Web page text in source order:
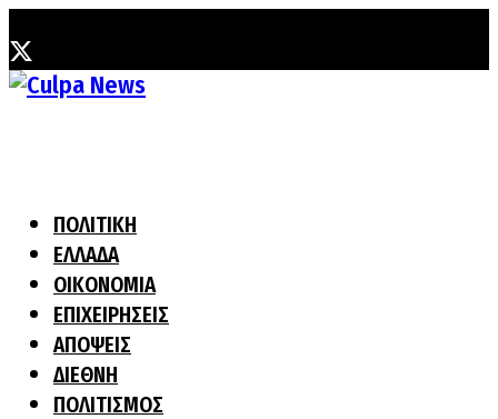
ΠΟΛΙΤΙΚΗ
ΕΛΛΑΔΑ
ΟΙΚΟΝΟΜΙΑ
ΕΠΙΧΕΙΡΗΣΕΙΣ
ΑΠΟΨΕΙΣ
ΔΙΕΘΝΗ
ΠΟΛΙΤΙΣΜΟΣ